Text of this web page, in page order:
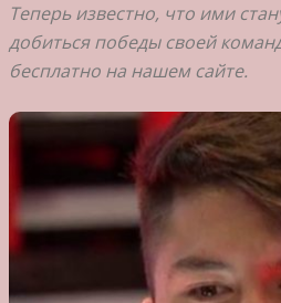
Теперь известно, что ими
добиться победы своей
бесплатно на нашем сайте.